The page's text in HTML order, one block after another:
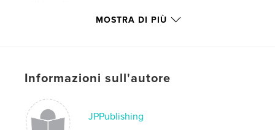
Categoria principale:
Categorie aggiuntive
Business ed Economia
MOSTRA DI PIÙ
Informazioni sull'autore
JPPublishing